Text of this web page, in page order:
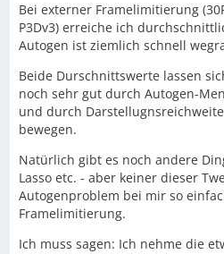
Bei externer Framelimitierung
P3Dv3) erreiche ich
Autogen ist ziemlich schnell
Beide Durschnittswerte lassen
noch sehr gut durch Autogen-
und durch
bewegen.
Natürlich gibt es noch andere
Lasso etc. - aber keiner dieser
Autogenproblem bei mir so
Framelimitierung.
Ich muss sagen: Ich nehme die